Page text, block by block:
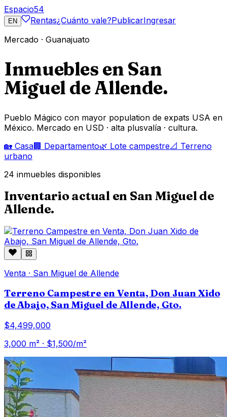
Espacio54
EN Rentas¿Cuánto vale?PublicarIngresar
Mercado · Guanajuato
Inmuebles en San
Miguel de Allende.
Pueblo Mágico con mayor population de expats USA en
México. Mercado en USD · alta plusvalía · cultura.
🏡 Casa🏢 Departamento🌿 Lote campestre📐 Terreno
urbano
24 inmuebles disponibles
Inventario actual en San Miguel de
Allende.
Venta · San Miguel de Allende
Terreno Campestre en Venta, Don Juan Xido
de Abajo, San Miguel de Allende, Gto.
$4,499,000
3,000 m² · $1,500/m²